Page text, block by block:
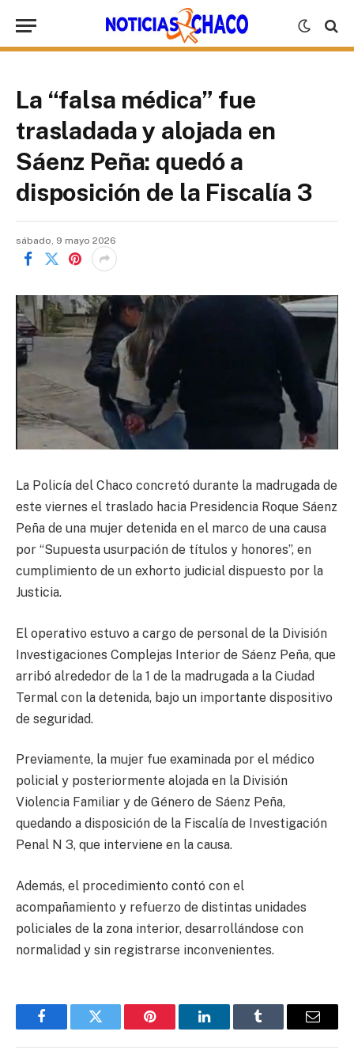
La “falsa médica” fue
trasladada y alojada en
Sáenz Peña: quedó a
disposición de la Fiscalía 3
sábado, 9 mayo 2026
La Policía del Chaco concretó durante la madrugada de
este viernes el traslado hacia Presidencia Roque Sáenz
Peña de una mujer detenida en el marco de una causa
por “Supuesta usurpación de títulos y honores”, en
cumplimiento de un exhorto judicial dispuesto por la
Justicia.
El operativo estuvo a cargo de personal de la División
Investigaciones Complejas Interior de Sáenz Peña, que
arribó alrededor de la 1 de la madrugada a la Ciudad
Termal con la detenida, bajo un importante dispositivo
de seguridad.
Previamente, la mujer fue examinada por el médico
policial y posteriormente alojada en la División
Violencia Familiar y de Género de Sáenz Peña,
quedando a disposición de la Fiscalía de Investigación
Penal N 3, que interviene en la causa.
Además, el procedimiento contó con el
acompañamiento y refuerzo de distintas unidades
policiales de la zona interior, desarrollándose con
normalidad y sin registrarse inconvenientes.
FacebookTwitter Pinterest LinkedInTumblr Email